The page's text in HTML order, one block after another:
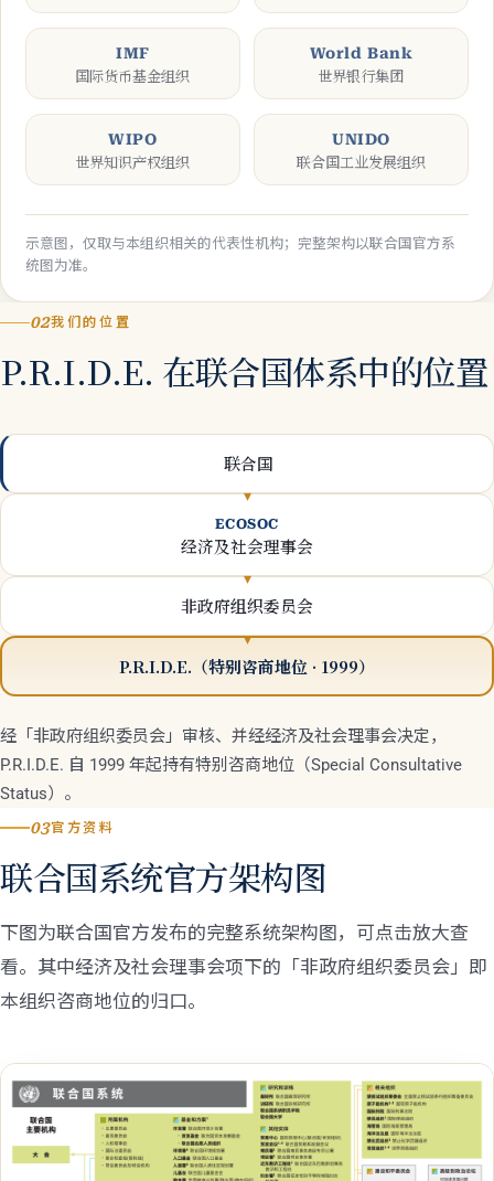
IMF
国际货币基金组织
World Bank
世界银行集团
WIPO
世界知识产权组织
UNIDO
联合国工业发展组织
示意图，仅取与本组织相关的代表性机构；完整架构以联合国官方系
统图为准。
02我们的位置
P.R.I.D.E. 在联合国体系中的位置
联合国
ECOSOC
经济及社会理事会
非政府组织委员会
P.R.I.D.E.（特别咨商地位 · 1999）
经「非政府组织委员会」审核、并经经济及社会理事会决定，
P.R.I.D.E. 自 1999 年起持有特别咨商地位（Special Consultative
Status）。
03官方资料
联合国系统官方架构图
下图为联合国官方发布的完整系统架构图，可点击放大查
看。其中经济及社会理事会项下的「非政府组织委员会」即
本组织咨商地位的归口。